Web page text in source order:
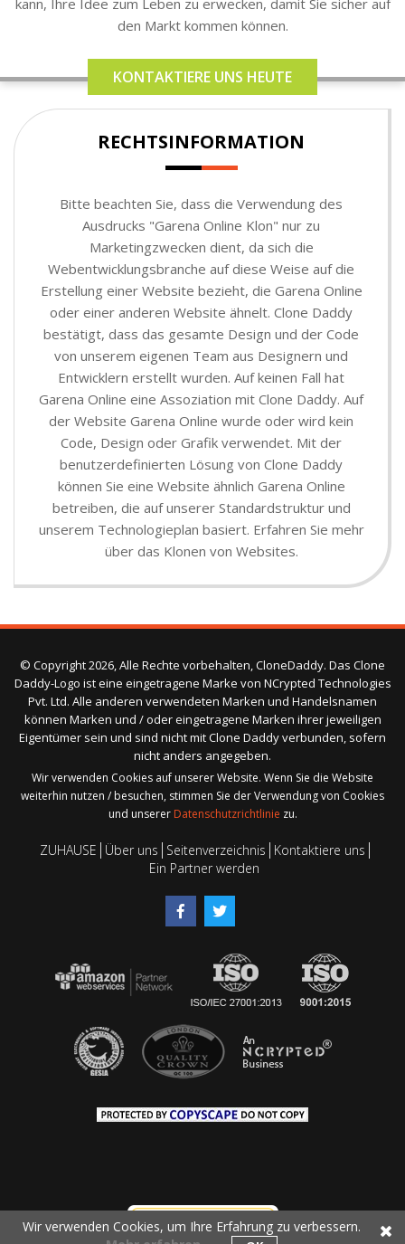
den Markt kommen können.
KONTAKTIERE UNS HEUTE
RECHTSINFORMATION
Bitte beachten Sie, dass die Verwendung des
Ausdrucks "Garena Online Klon" nur zu
Marketingzwecken dient, da sich die
Webentwicklungsbranche auf diese Weise auf die
Erstellung einer Website bezieht, die Garena Online
oder einer anderen Website ähnelt. Clone Daddy
bestätigt, dass das gesamte Design und der Code
von unserem eigenen Team aus Designern und
Entwicklern erstellt wurden. Auf keinen Fall hat
Garena Online eine Assoziation mit Clone Daddy. Auf
der Website Garena Online wurde oder wird kein
Code, Design oder Grafik verwendet. Mit der
benutzerdefinierten Lösung von Clone Daddy
können Sie eine Website ähnlich Garena Online
betreiben, die auf unserer Standardstruktur und
unserem Technologieplan basiert. Erfahren Sie mehr
über das Klonen von Websites.
© Copyright 2026, Alle Rechte vorbehalten, CloneDaddy. Das Clone
Daddy-Logo ist eine eingetragene Marke von NCrypted Technologies
Pvt. Ltd. Alle anderen verwendeten Marken und Handelsnamen
können Marken und / oder eingetragene Marken ihrer jeweiligen
Eigentümer sein und sind nicht mit Clone Daddy verbunden, sofern
nicht anders angegeben.
Wir verwenden Cookies auf unserer Website. Wenn Sie die Website
weiterhin nutzen / besuchen, stimmen Sie der Verwendung von Cookies
und unserer Datenschutzrichtlinie zu.
ZUHAUSE Über uns Seitenverzeichnis Kontaktiere uns
Ein Partner werden
Wir verwenden Cookies, um Ihre Erfahrung zu verbessern.